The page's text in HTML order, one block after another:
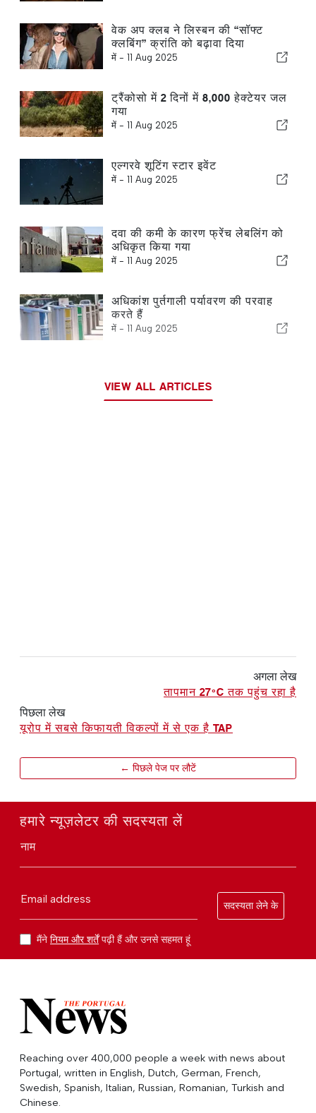
वेक अप क्लब ने लिस्बन की “सॉफ्ट
क्लबिंग” क्रांति को बढ़ावा दिया
में - 11 Aug 2025
ट्रैंकोसो में 2 दिनों में 8,000 हेक्टेयर जल
गया
में - 11 Aug 2025
एल्गरवे शूटिंग स्टार इवेंट
में - 11 Aug 2025
दवा की कमी के कारण फ्रेंच लेबलिंग को
अधिकृत किया गया
में - 11 Aug 2025
अधिकांश पुर्तगाली पर्यावरण की परवाह
करते हैं
में - 11 Aug 2025
VIEW ALL ARTICLES
अगला लेख
तापमान 27ºC तक पहुंच रहा है
पिछला लेख
यूरोप में सबसे किफायती विकल्पों में से एक है TAP
← पिछले पेज पर लौटें
हमारे न्यूज़लेटर की सदस्यता लें
नाम
Email address
सदस्यता लेने के
मैंने नियम और शर्तेंपढ़ी हैं और उनसे सहमत हूं
Reaching over 400,000 people a week with news about
Portugal, written in English, Dutch, German, French,
Swedish, Spanish, Italian, Russian, Romanian, Turkish and
Chinese.